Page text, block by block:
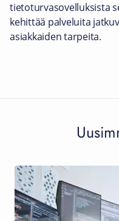
tietoturvasovelluksista
kehittää palveluita
asiakkaiden tarpeita.